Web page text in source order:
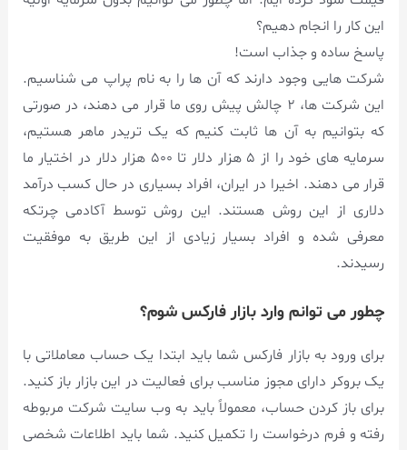
این کار را انجام دهیم؟
پاسخ ساده و جذاب است!
شرکت هایی وجود دارند که آن ها را به نام پراپ می شناسیم.
این شرکت ها، ۲ چالش پیش روی ما قرار می دهند، در صورتی
که بتوانیم به آن ها ثابت کنیم که یک تریدر ماهر هستیم،
سرمایه های خود را از ۵ هزار دلار تا ۵۰۰ هزار دلار در اختیار ما
قرار می دهند. اخیرا در ایران، افراد بسیاری در حال کسب درآمد
دلاری از این روش هستند. این روش توسط آکادمی چرتکه
معرفی شده و افراد بسیار زیادی از این طریق به موفقیت
رسیدند.
چطور می توانم وارد بازار فارکس شوم؟
برای ورود به بازار فارکس شما باید ابتدا یک حساب معاملاتی با
یک بروکر دارای مجوز مناسب برای فعالیت در این بازار باز کنید.
برای باز کردن حساب، معمولاً باید به وب سایت شرکت مربوطه
رفته و فرم درخواست را تکمیل کنید. شما باید اطلاعات شخصی